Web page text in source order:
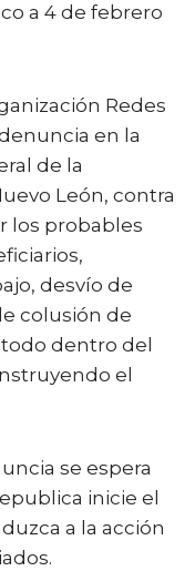
a 4 de febrero
Redes
en la
de la
León, contra
los probables
desvío de
colusión de
dentro del
el
se espera
inicie el
a la acción